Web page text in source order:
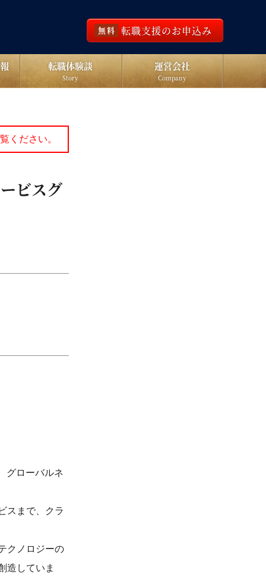
無料 転職支援のお申込み
転職体験談
Story
運営会社
Company
ください。
ビスグ
グローバルネ
スまで、クラ
クノロジーの
造していま